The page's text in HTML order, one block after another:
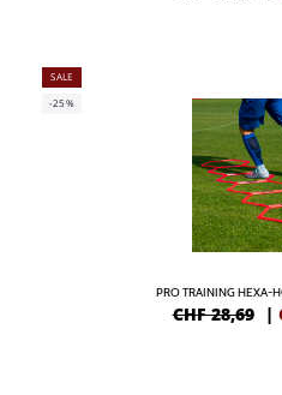
SALE
-25%
PRO TRAINING HEXA-
CHF 28,69 |